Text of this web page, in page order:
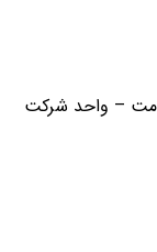
– واحد شرکت